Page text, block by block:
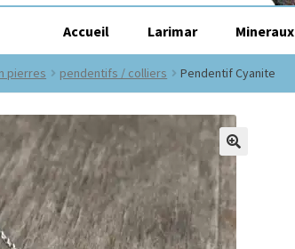
Accueil Larimar Mineraux
pierres pendentifs / colliers Pendentif Cyanite
🔍